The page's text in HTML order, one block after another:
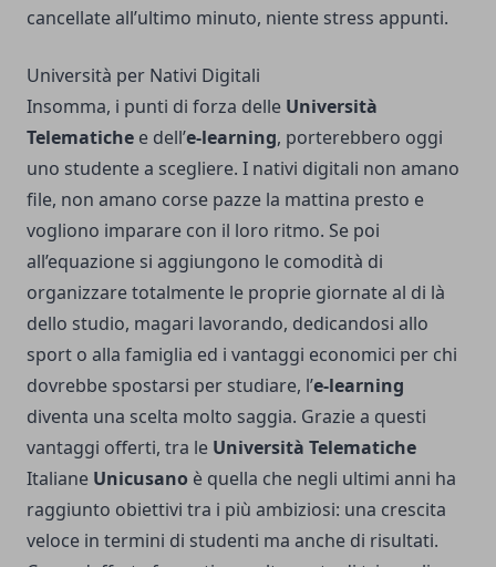
cancellate all’ultimo minuto, niente stress appunti.
Università per Nativi Digitali
Insomma, i punti di forza delle Università
Telematiche e dell’e-learning, porterebbero oggi
uno studente a scegliere. I nativi digitali non amano
file, non amano corse pazze la mattina presto e
vogliono imparare con il loro ritmo. Se poi
all’equazione si aggiungono le comodità di
organizzare totalmente le proprie giornate al di là
dello studio, magari lavorando, dedicandosi allo
sport o alla famiglia ed i vantaggi economici per chi
dovrebbe spostarsi per studiare, l’e-learning
diventa una scelta molto saggia. Grazie a questi
vantaggi offerti, tra le Università Telematiche
Italiane Unicusano è quella che negli ultimi anni ha
raggiunto obiettivi tra i più ambiziosi: una crescita
veloce in termini di studenti ma anche di risultati.